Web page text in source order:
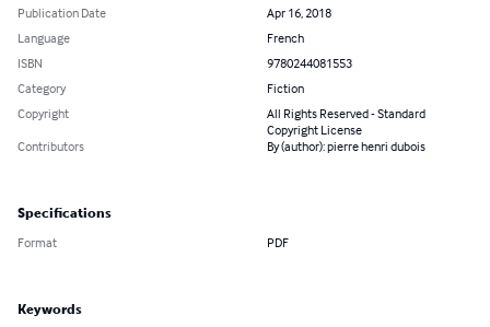
Publication Date
Apr 16, 2018
Language
French
ISBN
9780244081553
Category
Fiction
Copyright
All Rights Reserved - Standard
Copyright License
Contributors
By (author): pierre henri dubois
Specifications
Format PDF
Keywords